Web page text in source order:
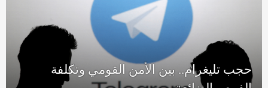
حجب تليغرام.. بين الأمن القومي وتكلفة